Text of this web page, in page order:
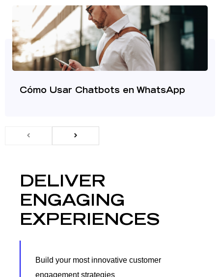
Cómo Usar Chatbots en WhatsApp
DELIVER
ENGAGING
EXPERIENCES
Build your most innovative customer
engagement strategies